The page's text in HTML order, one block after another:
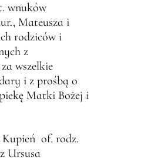
wnuków
Mateusza i
rodziców i
z
wszelkie
i z prośbą o
Matki Bożej i
of. rodz.
Ursusa